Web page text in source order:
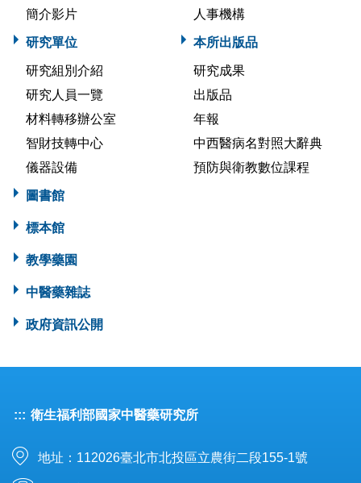
簡介影片
人事機構
研究單位
研究組別介紹
研究人員一覽
材料轉移辦公室
智財技轉中心
儀器設備
本所出版品
研究成果
出版品
年報
中西醫病名對照大辭典
預防與衛教數位課程
圖書館
標本館
教學藥園
中醫藥雜誌
政府資訊公開
::: 衛生福利部國家中醫藥研究所
地址：112026臺北市北投區立農街二段155-1號